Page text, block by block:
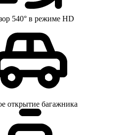
540° в режиме HD
открытие багажника